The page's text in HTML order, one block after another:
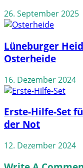
26. September 2025
Lüneburger
Osterheide
16. Dezember 2024
Erste-Hilfe-Set
der Not
12. Dezember 2024